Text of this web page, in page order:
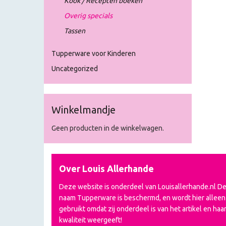
Overig specials
Tassen
Tupperware voor Kinderen
Uncategorized
Winkelmandje
Geen producten in de winkelwagen.
Over Louis Allerhande
Deze website is onderdeel van Louisallerhande.nl De
naam Tupperware is beschermd, en wordt hier alleen
gebruikt omdat zij onderdeel is van het artikel en haar
kwaliteit weergeeft!